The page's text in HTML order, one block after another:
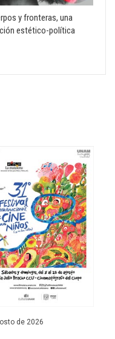
y fronteras, una
estético-política
de 2026